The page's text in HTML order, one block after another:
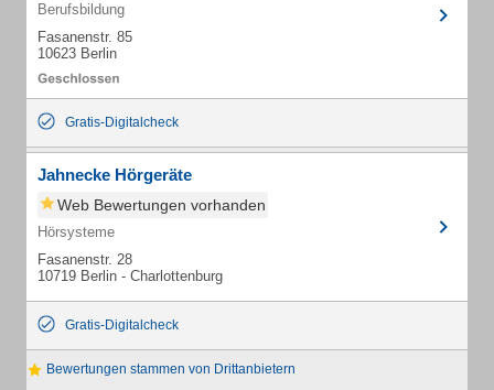
Berufsbildung
Fasanenstr. 85
10623 Berlin
Gratis-Digitalcheck
Jahnecke Hörgeräte
Web Bewertungen vorhanden
Hörsysteme
Fasanenstr. 28
10719 Berlin - Charlottenburg
Gratis-Digitalcheck
Bewertungen stammen von Drittanbietern